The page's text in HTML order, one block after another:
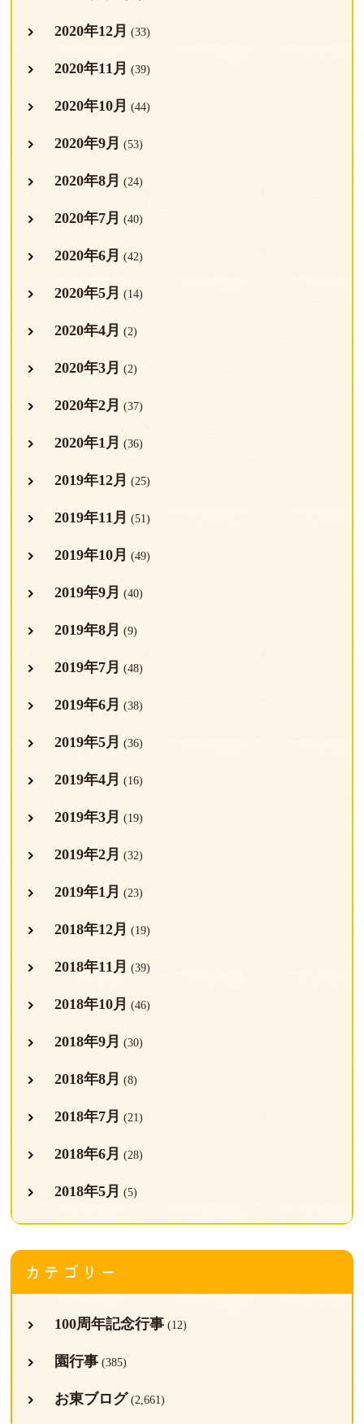
2020年12月 (33)
2020年11月 (39)
2020年10月 (44)
2020年9月 (53)
2020年8月 (24)
2020年7月 (40)
2020年6月 (42)
2020年5月 (14)
2020年4月 (2)
2020年3月 (2)
2020年2月 (37)
2020年1月 (36)
2019年12月 (25)
2019年11月 (51)
2019年10月 (49)
2019年9月 (40)
2019年8月 (9)
2019年7月 (48)
2019年6月 (38)
2019年5月 (36)
2019年4月 (16)
2019年3月 (19)
2019年2月 (32)
2019年1月 (23)
2018年12月 (19)
2018年11月 (39)
2018年10月 (46)
2018年9月 (30)
2018年8月 (8)
2018年7月 (21)
2018年6月 (28)
2018年5月 (5)
カテゴリー
100周年記念行事(12)
園行事(385)
お東ブログ (2,661)